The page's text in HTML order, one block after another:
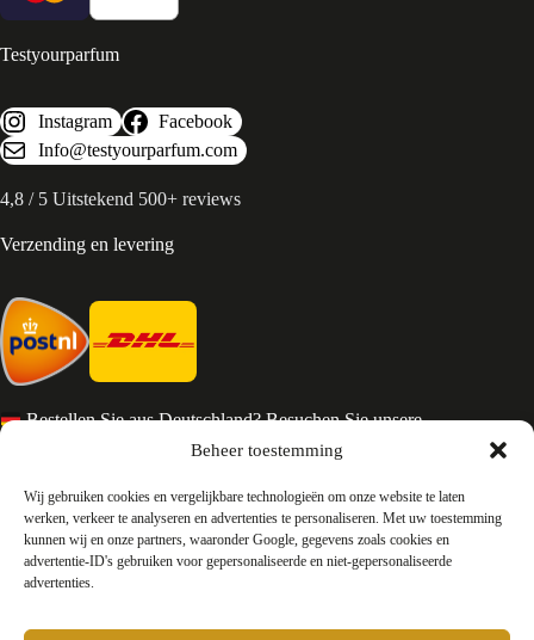
Beheer toestemming
Wij gebruiken cookies en vergelijkbare technologieën om onze website te laten
werken, verkeer te analyseren en advertenties te personaliseren. Met uw toestemming
kunnen wij en onze partners, waaronder Google, gegevens zoals cookies en
advertentie-ID's gebruiken voor gepersonaliseerde en niet-gepersonaliseerde
advertenties.
Testyourparfum
Instagram
Facebook
Info@testyourparfum.com
4,8 / 5 Uitstekend 500+ reviews
Verzending en levering
Bestellen Sie aus Deutschland? Besuchen Sie unsere
Services en Contact
Algemene voorwaarden
Retourneren
Privacy